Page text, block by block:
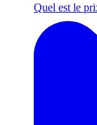
Quel est le